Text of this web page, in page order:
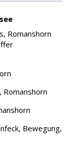
Romanshorn
Romanshorn
Bewegung,